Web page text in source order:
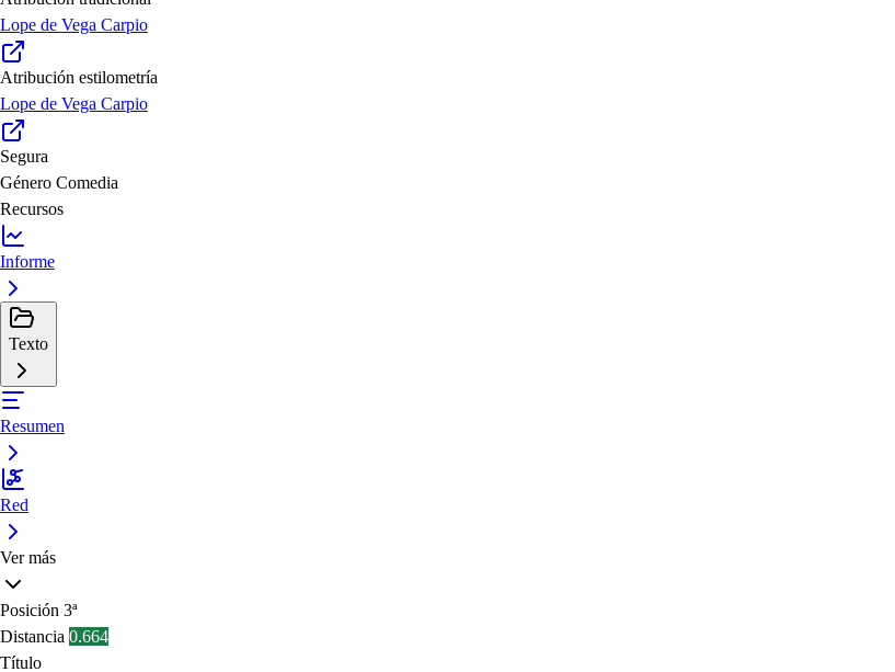
Lope de Vega Carpio
Atribución estilometría
Lope de Vega Carpio
Segura
Género Comedia
Recursos
Informe
Texto
Resumen
Red
Ver más
Posición 3ª
Distancia 0.664
Título